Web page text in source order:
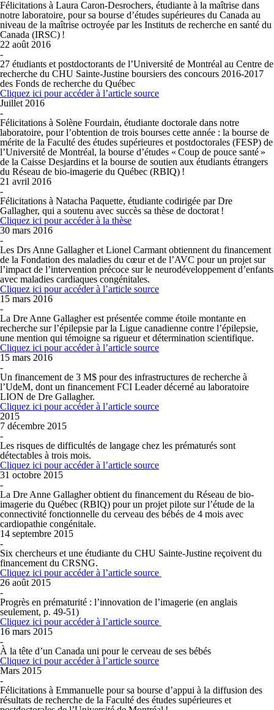
Félicitations à Laura Caron-Desrochers, étudiante à la maîtrise dans
notre laboratoire, pour sa bourse d’études supérieures du Canada au
niveau de la maîtrise octroyée par les Instituts de recherche en santé du
Canada (IRSC) !
22 août 2016
-
27 étudiants et postdoctorants de l’Université de Montréal au Centre de
recherche du CHU Sainte-Justine boursiers des concours 2016-2017
des Fonds de recherche du Québec
Cliquez ici pour accéder à l’article source
Juillet 2016
-
Félicitations à Solène Fourdain, étudiante doctorale dans notre
laboratoire, pour l’obtention de trois bourses cette année : la bourse de
mérite de la Faculté des études supérieures et postdoctorales (FESP) de
l’Université de Montréal, la bourse d’études « Coup de pouce santé »
de la Caisse Desjardins et la bourse de soutien aux étudiants étrangers
du Réseau de bio-imagerie du Québec (RBIQ) !
21 avril 2016
-
Félicitations à Natacha Paquette, étudiante codirigée par Dre
Gallagher, qui a soutenu avec succès sa thèse de doctorat !
Cliquez ici pour accéder à la thèse
30 mars 2016
-
Les Drs Anne Gallagher et Lionel Carmant obtiennent du financement
de la Fondation des maladies du cœur et de l’AVC pour un projet sur
l’impact de l’intervention précoce sur le neurodéveloppement d’enfants
avec maladies cardiaques congénitales.
Cliquez ici pour accéder à l’article source
15 mars 2016
-
La Dre Anne Gallagher est présentée comme étoile montante en
recherche sur l’épilepsie par la Ligue canadienne contre l’épilepsie,
une mention qui témoigne sa rigueur et détermination scientifique.
Cliquez ici pour accéder à l’article source
15 mars 2016
-
Un financement de 3 M$ pour des infrastructures de recherche à
l’UdeM, dont un financement FCI Leader décerné au laboratoire
LION de Dre Gallagher.
Cliquez ici pour accéder à l’article source
2015
7 décembre 2015
-
Les risques de difficultés de langage chez les prématurés sont
détectables à trois mois.
Cliquez ici pour accéder à l’article source
31 octobre 2015
-
La Dre Anne Gallagher obtient du financement du Réseau de bio-
imagerie du Québec (RBIQ) pour un projet pilote sur l’étude de la
connectivité fonctionnelle du cerveau des bébés de 4 mois avec
cardiopathie congénitale.
14 septembre 2015
-
Six chercheurs et une étudiante du CHU Sainte-Justine reçoivent du
financement du CRSNG.
Cliquez ici pour accéder à l’article source
26 août 2015
-
Progrès en prématurité : l’innovation de l’imagerie (en anglais
seulement, p. 49-51)
Cliquez ici pour accéder à l’article source
16 mars 2015
-
À la tête d’un Canada uni pour le cerveau de ses bébés
Cliquez ici pour accéder à l’article source
Mars 2015
-
Félicitations à Emmanuelle pour sa bourse d’appui à la diffusion des
résultats de recherche de la Faculté des études supérieures et